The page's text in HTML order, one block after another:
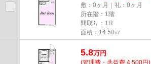
敷：0ヶ月｜礼：0ヶ月
所在階：1階
間取り：1R
面積：14.50㎡
5.8万円
(管理費・共益費 4,500円)